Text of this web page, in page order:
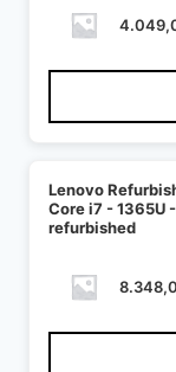
Lenovo
Core i7 - 1365U
refurbished